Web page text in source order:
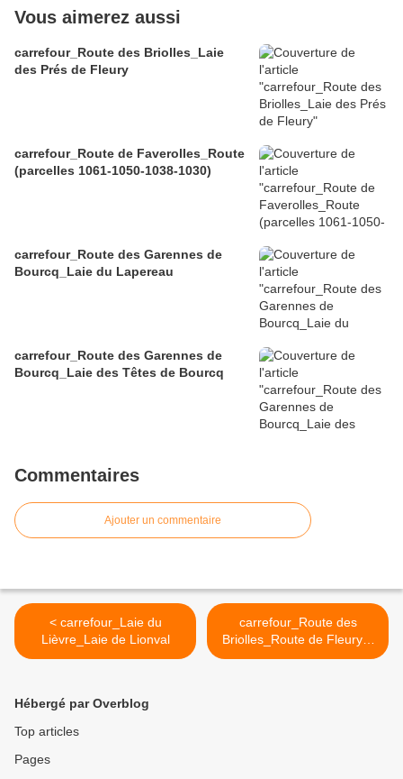
Vous aimerez aussi
carrefour_Route des Briolles_Laie
des Prés de Fleury
carrefour_Route de Faverolles_Route
(parcelles 1061-1050-1038-1030)
carrefour_Route des Garennes de
Bourcq_Laie du Lapereau
carrefour_Route des Garennes de
Bourcq_Laie des Têtes de Bourcq
Commentaires
Ajouter un commentaire
< carrefour_Laie du
Lièvre_Laie de Lionval
carrefour_Route des
Briolles_Route de Fleury à
Dampleux >
Hébergé par Overblog
Top articles
Pages